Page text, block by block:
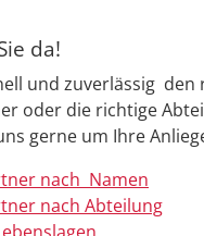
da!
und zuverlässig den
oder die richtige
gerne um Ihre
nach Namen
nach Abteilung